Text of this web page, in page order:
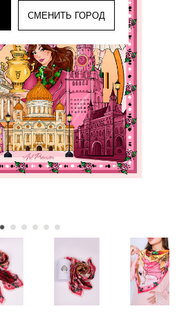
СМЕНИТЬ ГОРОД